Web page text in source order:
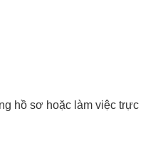
hồ sơ hoặc làm việc trực